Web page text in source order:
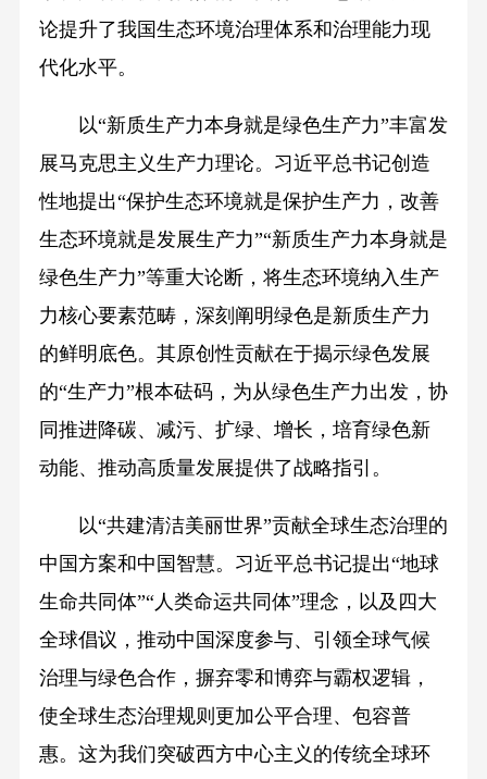
论提升了我国生态环境治理体系和治理能力现
代化水平。
以“新质生产力本身就是绿色生产力”丰富发
展马克思主义生产力理论。习近平总书记创造
性地提出“保护生态环境就是保护生产力，改善
生态环境就是发展生产力”“新质生产力本身就是
绿色生产力”等重大论断，将生态环境纳入生产
力核心要素范畴，深刻阐明绿色是新质生产力
的鲜明底色。其原创性贡献在于揭示绿色发展
的“生产力”根本砝码，为从绿色生产力出发，协
同推进降碳、减污、扩绿、增长，培育绿色新
动能、推动高质量发展提供了战略指引。
以“共建清洁美丽世界”贡献全球生态治理的
中国方案和中国智慧。习近平总书记提出“地球
生命共同体”“人类命运共同体”理念，以及四大
全球倡议，推动中国深度参与、引领全球气候
治理与绿色合作，摒弃零和博弈与霸权逻辑，
使全球生态治理规则更加公平合理、包容普
惠。这为我们突破西方中心主义的传统全球环